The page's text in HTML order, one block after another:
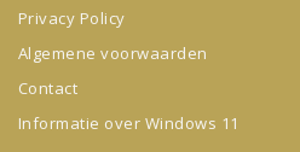
Privacy Policy
Algemene voorwaarden
Contact
Informatie over Windows 11